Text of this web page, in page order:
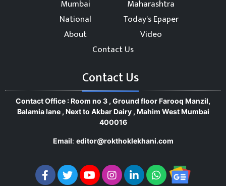
Mumbai
Maharashtra
National
Today's Epaper
About
Video
Contact Us
Contact Us
Contact Office : Room no 3 , Ground floor Farooq Manzil,
Balamia lane , Next to Akbar Dairy , Mahim West Mumbai
400016
Email: editor@rokthoklekhani.com